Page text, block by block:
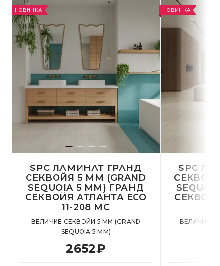
НОВИНКА
SPC ЛАМИНАТ ГРАНД
СЕКВОЙЯ 5 MM (GRAND
SEQUOIA 5 MM) ГРАНД
СЕКВОЙЯ АТЛАНТА ECO
11-208 MC
ВЕЛИЧИЕ СЕКВОЙИ 5 MM (GRAND
SEQUOIA 5 MM)
2652₽
НОВИНКА
SPC
ВЕЛИЧИЕ